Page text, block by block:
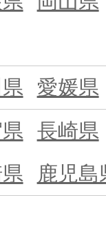
愛媛県
長崎県
鹿児島